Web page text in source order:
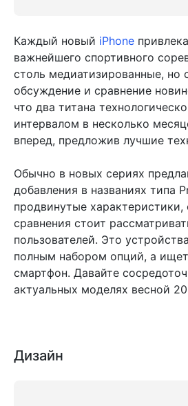
Каждый новый iPhone
важнейшего спортивного
столь медиатизированные, но
обсуждение и сравнение
что два титана
интервалом в несколько
вперед, предложив лучшие
Обычно в новых сериях
добавления в названиях типа
продвинутые
сравнения стоит
пользователей. Это
полным набором опций, а
смартфон. Давайте
актуальных моделях весной
Дизайн